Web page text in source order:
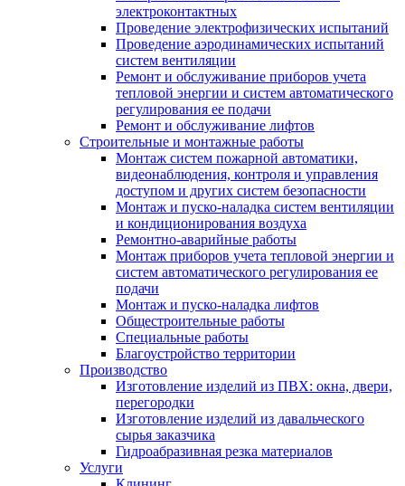
электроконтактных
Проведение электрофизических испытаний
Проведение аэродинамических испытаний
систем вентиляции
Ремонт и обслуживание приборов учета
тепловой энергии и систем автоматического
регулирования ее подачи
Ремонт и обслуживание лифтов
Строительные и монтажные работы
Монтаж систем пожарной автоматики,
видеонаблюдения, контроля и управления
доступом и других систем безопасности
Монтаж и пуско-наладка систем вентиляции
и кондиционирования воздуха
Ремонтно-аварийные работы
Монтаж приборов учета тепловой энергии и
систем автоматического регулирования ее
подачи
Монтаж и пуско-наладка лифтов
Общестроительные работы
Специальные работы
Благоустройство территории
Производство
Изготовление изделий из ПВХ: окна, двери,
перегородки
Изготовление изделий из давальческого
сырья заказчика
Гидроабразивная резка материалов
Услуги